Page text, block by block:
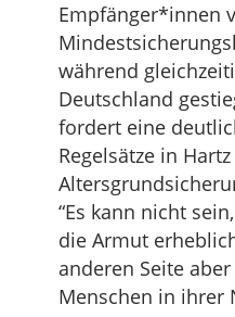
Empfänger*innen
während
Deutschland
fordert eine
Regelsätze in
“Es kann nicht
die Armut
anderen Seite
Menschen in ihrer